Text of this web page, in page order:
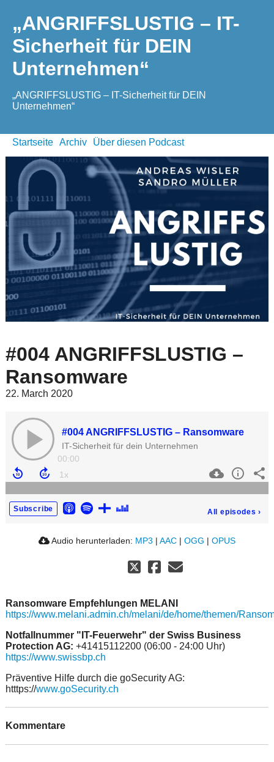
„ANGRIFFSLUSTIG – IT-
Sicherheit für DEIN
Unternehmen“
„ANGRIFFSLUSTIG – IT-Sicherheit für DEIN
Unternehmen“
Startseite Archiv Über diesen Podcast
#004 ANGRIFFSLUSTIG –
Ransomware
22. March 2020
#004 ANGRIFFSLUSTIG – Ransomware
IT-Sicherheit für dein Unternehmen
00:00
Subscribe All episodes ›
Audio herunterladen: MP3 | AAC | OGG | OPUS
Ransomware Empfehlungen MELANI
https://www.melani.admin.ch/melani/de/home/themen/
Notfallnummer "IT-Feuerwehr" der Swiss Business
Protection AG: +41415112200 (06:00 - 24:00 Uhr)
https://www.swissbp.ch
Präventive Hilfe durch die goSecurity AG:
htttps://www.goSecurity.ch
Kommentare